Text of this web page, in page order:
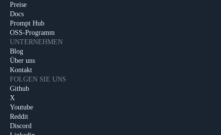
Preise
Docs
Prompt Hub
OSS-Programm
UNTERNEHMEN
Blog
Über uns
Kontakt
FOLGEN SIE UNS
Github
X
Youtube
Reddit
Discord